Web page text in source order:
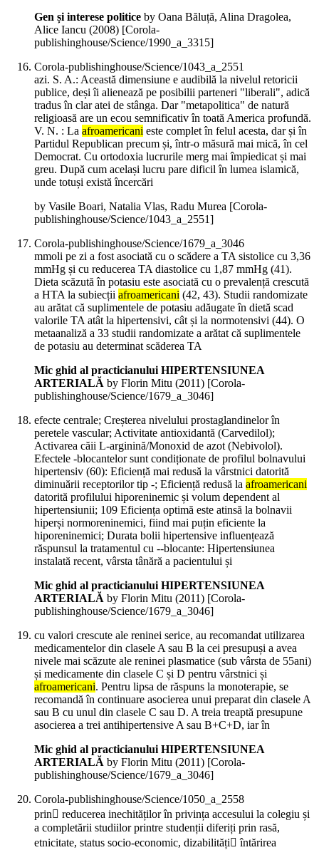
Gen și interese politice by Oana Băluță, Alina Dragolea,
Alice Iancu (2008) [Corola-
publishinghouse/Science/1990_a_3315]
Corola-publishinghouse/Science/1043_a_2551
azi. S. A.: Această dimensiune e audibilă la nivelul retoricii
publice, deși îi alienează pe posibilii parteneri "liberali", adică
tradus în clar atei de stânga. Dar "metapolitica" de natură
religioasă are un ecou semnificativ în toată America profundă.
V. N. : La afroamericani este complet în felul acesta, dar și în
Partidul Republican precum și, într-o măsură mai mică, în cel
Democrat. Cu ortodoxia lucrurile merg mai împiedicat și mai
greu. După cum același lucru pare dificil în lumea islamică,
unde totuși există încercări
by Vasile Boari, Natalia Vlas, Radu Murea [Corola-
publishinghouse/Science/1043_a_2551]
Corola-publishinghouse/Science/1679_a_3046
mmoli pe zi a fost asociată cu o scădere a TA sistolice cu 3,36
mmHg și cu reducerea TA diastolice cu 1,87 mmHg (41).
Dieta scăzută în potasiu este asociată cu o prevalență crescută
a HTA la subiecții afroamericani (42, 43). Studii randomizate
au arătat că suplimentele de potasiu adăugate în dietă scad
valorile TA atât la hipertensivi, cât și la normotensivi (44). O
metaanaliză a 33 studii randomizate a arătat că suplimentele
de potasiu au determinat scăderea TA
Mic ghid al practicianului HIPERTENSIUNEA
ARTERIALĂ by Florin Mitu (2011) [Corola-
publishinghouse/Science/1679_a_3046]
efecte centrale; Creșterea nivelului prostaglandinelor în
peretele vascular; Activitate antioxidantă (Carvedilol);
Activarea căii L-arginină/Monoxid de azot (Nebivolol).
Efectele -blocantelor sunt condiționate de profilul bolnavului
hipertensiv (60): Eficiență mai redusă la vârstnici datorită
diminuării receptorilor tip -; Eficiență redusă la afroamericani
datorită profilului hiporeninemic și volum dependent al
hipertensiunii; 109 Eficiența optimă este atinsă la bolnavii
hiperși normoreninemici, fiind mai puțin eficiente la
hiporeninemici; Durata bolii hipertensive influențează
răspunsul la tratamentul cu --blocante: Hipertensiunea
instalată recent, vârsta tânără a pacientului și
Mic ghid al practicianului HIPERTENSIUNEA
ARTERIALĂ by Florin Mitu (2011) [Corola-
publishinghouse/Science/1679_a_3046]
cu valori crescute ale reninei serice, au recomandat utilizarea
medicamentelor din clasele A sau B la cei presupuși a avea
nivele mai scăzute ale reninei plasmatice (sub vârsta de 55ani)
și medicamente din clasele C și D pentru vârstnici și
afroamericani. Pentru lipsa de răspuns la monoterapie, se
recomandă în continuare asocierea unui preparat din clasele A
sau B cu unul din clasele C sau D. A treia treaptă presupune
asocierea a trei antihipertensive A sau B+C+D, iar în
Mic ghid al practicianului HIPERTENSIUNEA
ARTERIALĂ by Florin Mitu (2011) [Corola-
publishinghouse/Science/1679_a_3046]
Corola-publishinghouse/Science/1050_a_2558
prin reducerea inechităților în privința accesului la colegiu și
a completării studiilor printre studenții diferiți prin rasă,
etnicitate, status socio-economic, dizabilități întărirea